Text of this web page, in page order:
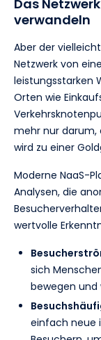
Das
verwandeln
Aber der
Netzwerk von
leistungsstarken
Orten wie
mehr nur darum,
wird zu einer
Moderne NaaS-
Analysen, die
wertvolle
sich
bewegen und
einfach neue